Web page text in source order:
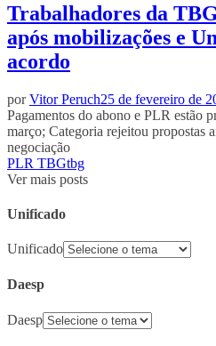
Trabalhadores da
após mobilizações e
acordo
porVitor Peruch25 de fevereiro de
Pagamentos do abono e PLR estão
março; Categoria rejeitou propostas
negociação
PLR TBGtbg
Ver mais posts
Unificado
Unificado
Daesp
Daesp